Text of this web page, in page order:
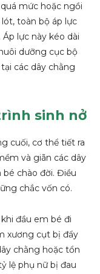
mức hoặc ngồi
toàn bộ áp lực
lực này kéo dài
dưỡng cục bộ
các dây chằng
sinh nở
cuối, cơ thể tiết ra
và giãn các dây
chào đời. Điều
chắc vốn có.
đầu em bé đi
xương cụt bị đẩy
chằng hoặc tổn
lệ phụ nữ bị đau